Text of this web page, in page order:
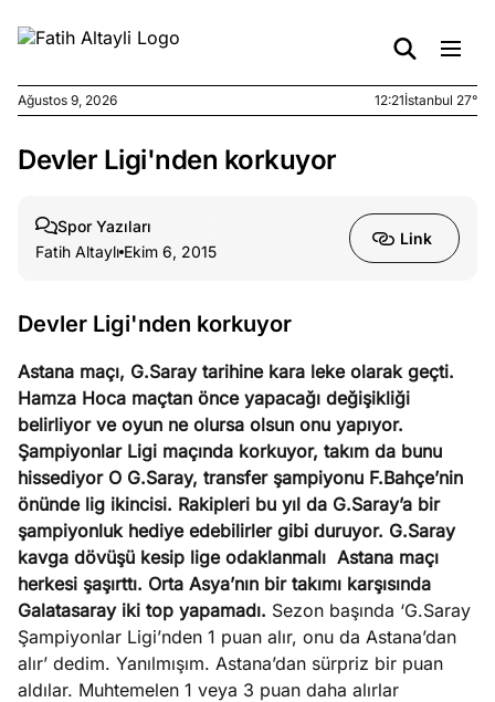
Ağustos
değil
Ağustos
7, 2026
kirli
kimler
Ağustos
6, 2026
yasalar
Köşe
Yazıları
Spor
Yazıları
Yazıları
Ağustos 9, 2026 12:21İstanbul 27°
Devler Ligi'nden korkuyor
Spor Yazıları
Fatih Altaylı Ekim 6, 2015
Link
Devler Ligi'nden korkuyor
Astana maçı, G.Saray tarihine kara leke olarak geçti.
Hamza Hoca maçtan önce yapacağı değişikliği
belirliyor ve oyun ne olursa olsun onu yapıyor.
Şampiyonlar Ligi maçında korkuyor, takım da bunu
hissediyor O G.Saray, transfer şampiyonu F.Bahçe’nin
önünde lig ikincisi. Rakipleri bu yıl da G.Saray’a bir
şampiyonluk hediye edebilirler gibi duruyor. G.Saray
kavga dövüşü kesip lige odaklanmalı Astana maçı
herkesi şaşırttı. Orta Asya’nın bir takımı karşısında
Galatasaray iki top yapamadı. Sezon başında ‘G.Saray
Şampiyonlar Ligi’nden 1 puan alır, onu da Astana’dan
alır’ dedim. Yanılmışım. Astana’dan sürpriz bir puan
aldılar. Muhtemelen 1 veya 3 puan daha alırlar